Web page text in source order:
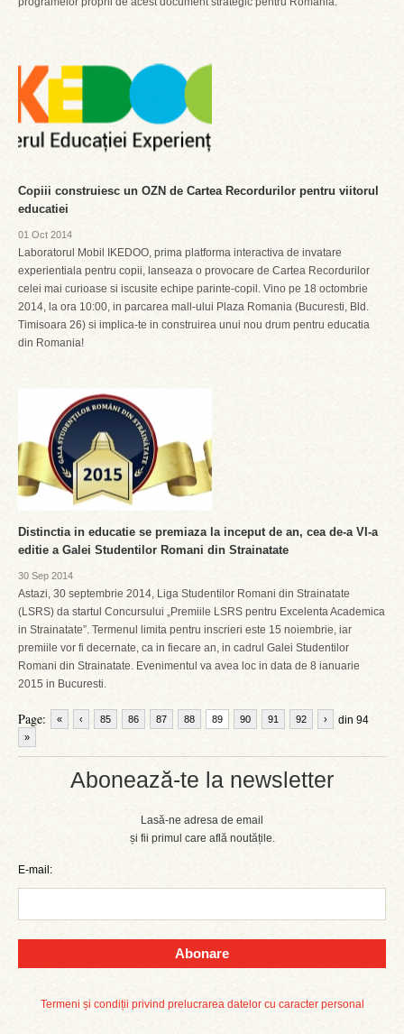
Abonează-te la newsletter
Lasă-ne adresa de email
și fii primul care află noutățile.
E-mail:
Abonare
Termeni și condiții privind prelucrarea datelor cu caracter personal
Copiii construiesc un OZN de Cartea Recordurilor pentru viitorul
educatiei
01 Oct 2014
Laboratorul Mobil IKEDOO, prima platforma interactiva de invatare
experientiala pentru copii, lanseaza o provocare de Cartea Recordurilor
celei mai curioase si iscusite echipe parinte-copil. Vino pe 18 octombrie
2014, la ora 10:00, in parcarea mall-ului Plaza Romania (Bucuresti, Bld.
Timisoara 26) si implica-te in construirea unui nou drum pentru educatia
din Romania!
Distinctia in educatie se premiaza la inceput de an, cea de-a VI-a
editie a Galei Studentilor Romani din Strainatate
30 Sep 2014
Astazi, 30 septembrie 2014, Liga Studentilor Romani din Strainatate
(LSRS) da startul Concursului „Premiile LSRS pentru Excelenta Academica
in Strainatate”. Termenul limita pentru inscrieri este 15 noiembrie, iar
premiile vor fi decernate, ca in fiecare an, in cadrul Galei Studentilor
Romani din Strainatate. Evenimentul va avea loc in data de 8 ianuarie
2015 in Bucuresti.
Page: « ‹ 85 86 87 88 89 90 91 92 din 94
›
»